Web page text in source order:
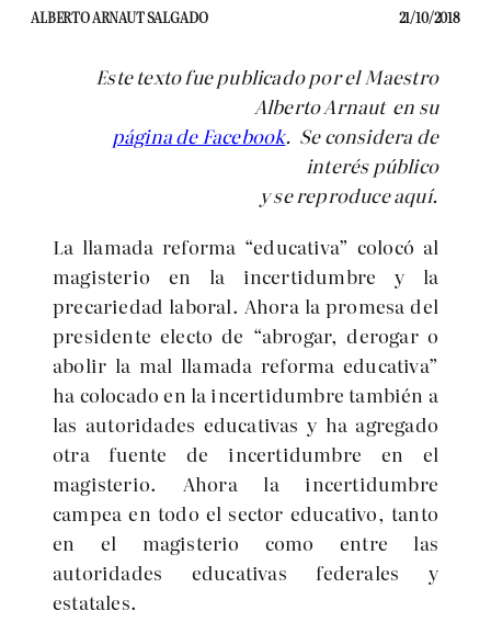
ALBERTO ARNAUT SALGADO 21/10/2018
Este texto fue publicado por el Maestro
Alberto Arnauten su
página de Facebook. Se considera de
interés público
y se reproduce aquí.
La llamada reforma “educativa” colocó al
magisterio en la incertidumbre y la
precariedad laboral. Ahora la promesa del
presidente electo de “abrogar, derogar o
abolir la mal llamada reforma educativa”
ha colocado en la incertidumbre también a
las autoridades educativas y ha agregado
otra fuente de incertidumbre en el
magisterio. Ahora la incertidumbre
campea en todo el sector educativo, tanto
en el magisterio como entre las
autoridades educativas federales y
estatales.